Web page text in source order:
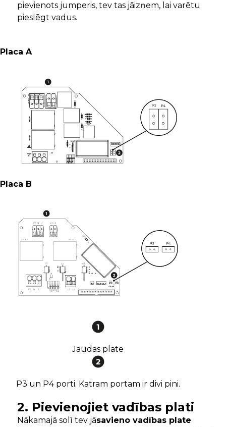
pievienots jumperis, tev tas jāizņem, lai varētu
pieslēgt vadus.
Placa A
Placa B
Jaudas plate
P3 un P4 porti. Katram portam ir divi pini.
2. Pievienojiet vadības plati
Nākamajā solī tev jāsavieno vadības plate